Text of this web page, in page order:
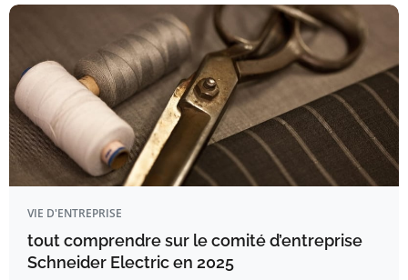
VIE D'ENTREPRISE
tout comprendre sur le comité d’entreprise
Schneider Electric en 2025